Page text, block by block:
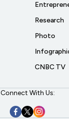
Research
Photo
CNBC TV
Connect With Us: